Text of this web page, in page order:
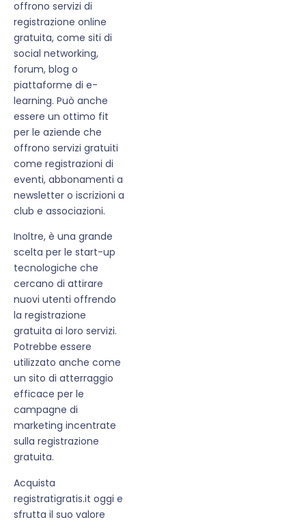
offrono servizi di
registrazione online
gratuita, come siti di
social networking,
forum, blog o
piattaforme di e-
learning. Può anche
essere un ottimo fit
per le aziende che
offrono servizi gratuiti
come registrazioni di
eventi, abbonamenti a
newsletter o iscrizioni a
club e associazioni.
Inoltre, è una grande
scelta per le start-up
tecnologiche che
cercano di attirare
nuovi utenti offrendo
la registrazione
gratuita ai loro servizi.
Potrebbe essere
utilizzato anche come
un sito di atterraggio
efficace per le
campagne di
marketing incentrate
sulla registrazione
gratuita.
Acquista
registratigratis.it oggi e
sfrutta il suo valore